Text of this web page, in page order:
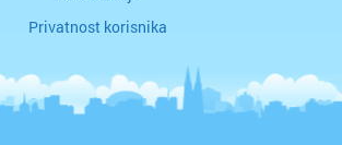
Privatnost korisnika